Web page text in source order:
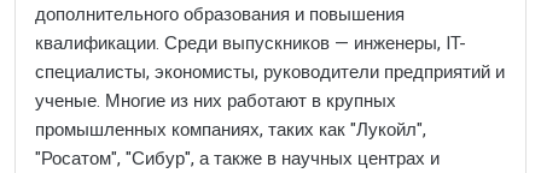
дополнительного образования и повышения
квалификации. Среди выпускников — инженеры, IT-
специалисты, экономисты, руководители предприятий и
ученые. Многие из них работают в крупных
промышленных компаниях, таких как "Лукойл",
"Росатом", "Сибур", а также в научных центрах и